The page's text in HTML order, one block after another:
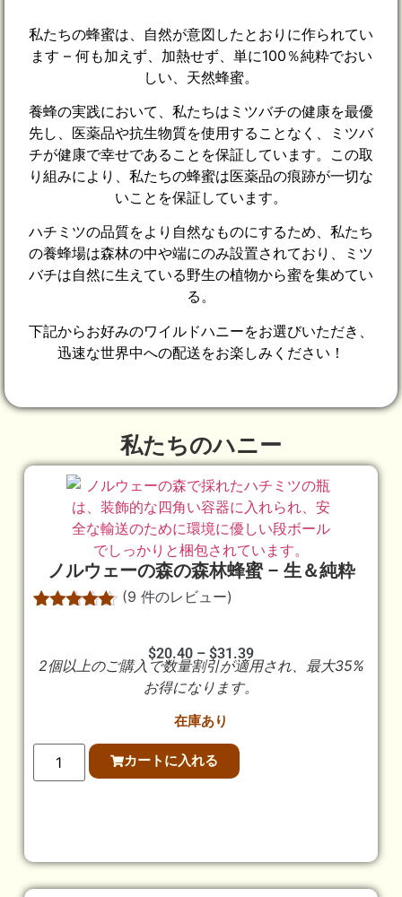
私たちの蜂蜜は、自然が意図したとおりに作られてい
ます – 何も加えず、加熱せず、単に100％純粋でおい
しい、天然蜂蜜。
養蜂の実践において、私たちはミツバチの健康を最優
先し、医薬品や抗生物質を使用することなく、ミツバ
チが健康で幸せであることを保証しています。この取
り組みにより、私たちの蜂蜜は医薬品の痕跡が一切な
いことを保証しています。
ハチミツの品質をより自然なものにするため、私たち
の養蜂場は森林の中や端にのみ設置されており、ミツ
バチは自然に生えている野生の植物から蜜を集めてい
る。
下記からお好みのワイルドハニーをお選びいただき、
迅速な世界中への配送をお楽しみください！
私たちのハニー
ノルウェーの森の森林蜂蜜 – 生＆純粋
価のうち、
(9 件のレビュー)
$20.40 – $31.39
2個以上のご購入で数量割引が適用され、最大35%
お得になります。
在庫あり
カートに入れる